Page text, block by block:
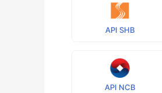
API SHB
API NCB